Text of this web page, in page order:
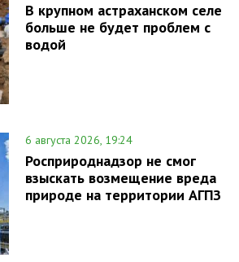
В крупном астраханском селе
больше не будет проблем с
водой
6 августа 2026, 19:24
Росприроднадзор не смог
взыскать возмещение вреда
природе на территории АГПЗ